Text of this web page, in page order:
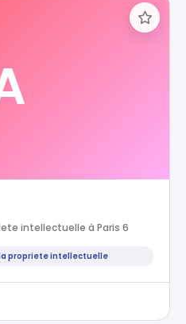
intellectuelle à Paris 6
propriete intellectuelle